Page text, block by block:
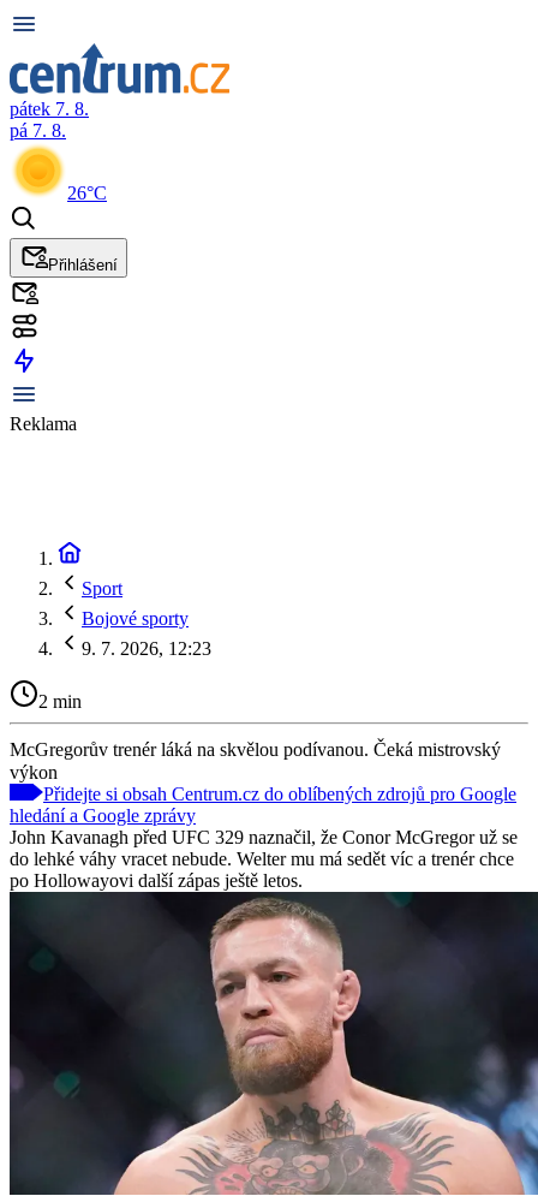
pátek 7. 8.
pá 7. 8.
26°C
Přihlášení
Reklama
Sport
Bojové sporty
9. 7. 2026, 12:23
2 min
McGregorův trenér láká na skvělou podívanou. Čeká mistrovský
výkon
Přidejte si obsah Centrum.cz do oblíbených zdrojů pro Google
hledání a Google zprávy
John Kavanagh před UFC 329 naznačil, že Conor McGregor už se
do lehké váhy vracet nebude. Welter mu má sedět víc a trenér chce
po Hollowayovi další zápas ještě letos.